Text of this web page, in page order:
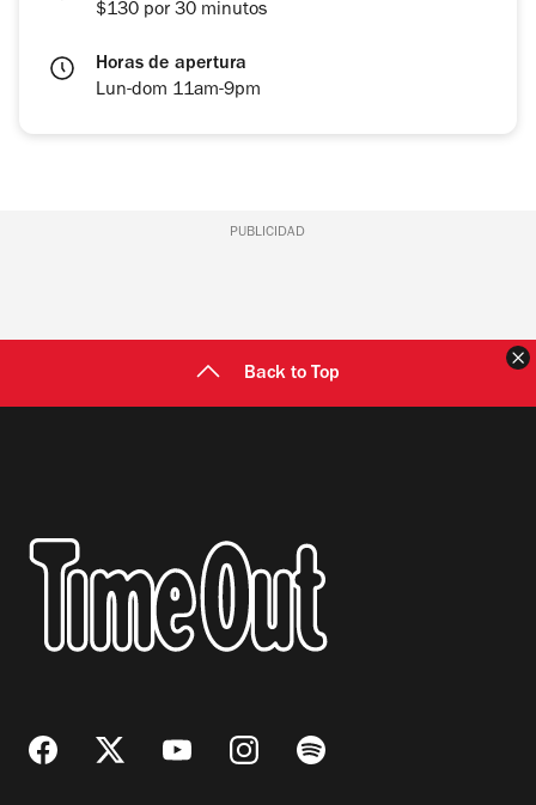
$130 por 30 minutos
Horas de apertura
Lun-dom 11am-9pm
PUBLICIDAD
Back to Top